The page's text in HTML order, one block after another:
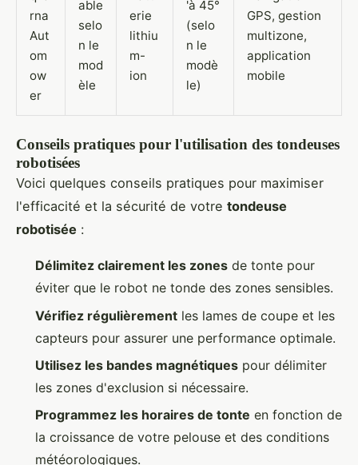
rna
Aut
om
ow
er
able
selo
n le
mod
èle
erie
lithiu
m-
ion
'à 45°
(selo
n le
modè
le)
GPS, gestion
multizone,
application
mobile
Conseils pratiques pour l'utilisation des tondeuses
robotisées
Voici quelques conseils pratiques pour maximiser
l'efficacité et la sécurité de votre tondeuse
robotisée :
Délimitez clairement les zones de tonte pour
éviter que le robot ne tonde des zones sensibles.
Vérifiez régulièrement les lames de coupe et les
capteurs pour assurer une performance optimale.
Utilisez les bandes magnétiques pour délimiter
les zones d'exclusion si nécessaire.
Programmez les horaires de tonte en fonction de
la croissance de votre pelouse et des conditions
météorologiques.